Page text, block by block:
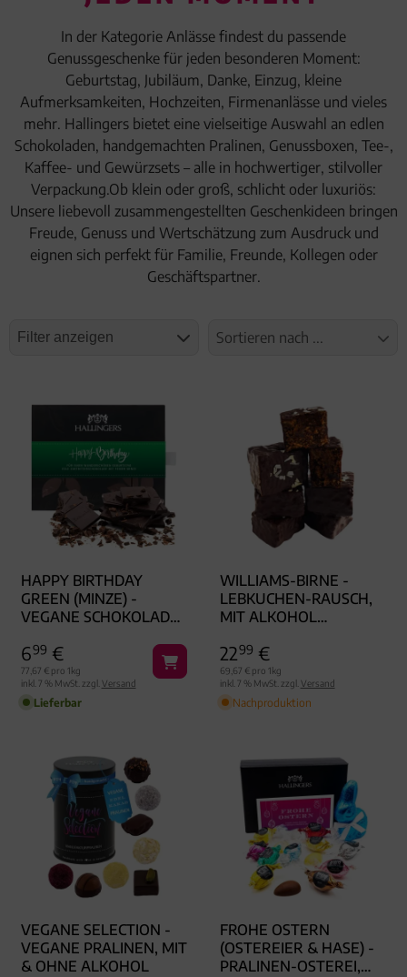
In der Kategorie Anlässe findest du passende
Genussgeschenke für jeden besonderen Moment:
Geburtstag, Jubiläum, Danke, Einzug, kleine
Aufmerksamkeiten, Hochzeiten, Firmenanlässe und vieles
mehr. Hallingers bietet eine vielseitige Auswahl an edlen
Schokoladen, handgemachten Pralinen, Genussboxen, Tee-,
Kaffee- und Gewürzsets – alle in hochwertiger, stilvoller
Verpackung.Ob klein oder groß, schlicht oder luxuriös:
Unsere liebevoll zusammengestellten Geschenkideen bringen
Freude, Genuss und Wertschätzung zum Ausdruck und
eignen sich perfekt für Familie, Freunde, Kollegen oder
Geschäftspartner.
Filter anzeigen Sortieren nach ...
HAPPY BIRTHDAY
GREEN (MINZE) -
VEGANE SCHOKOLADE,
ALKOHOL
699 €
77,67 € pro 1kg
inkl. 7 % MwSt. zzgl. Versand
Lieferbar
WILLIAMS-BIRNE -
LEBKUCHEN-RAUSCH,
MIT ALKOHOL
2299 €
69,67 € pro 1kg
inkl. 7 % MwSt. zzgl. Versand
Nachproduktion
VEGANE SELECTION -
VEGANE PRALINEN, MIT
& OHNE ALKOHOL
FROHE OSTERN
(OSTEREIER & HASE) -
PRALINEN-OSTEREI,